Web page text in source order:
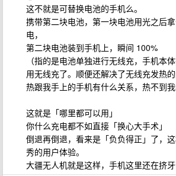
这不就是可替换电池的手机么。
携带第二块电池，第一块电池用光之后
电，
第二块电池装到手机上，瞬间 100%
（指的是电池单独进行无线充，手机本
用无线充了。顺便还解决了无线充发热
热跟我手上的手机有什么关系，热不到我
这就是「哪里都可以用」
你什么充电都不如直接「换心大手术」
倒退再倒退，看来是「负负得正」了，
秀的用户体验。
大疆无人机就是这样，手机这里还在挤牙